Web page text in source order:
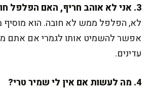
3. אני לא אוהב חריף, האם הפלפל חובה?
לא, הפלפל ממש לא חובה. הוא מוסיף
אפשר להשמיט אותו לגמרי אם אתם
עדינים.
4. מה לעשות אם אין לי שמיר טרי?